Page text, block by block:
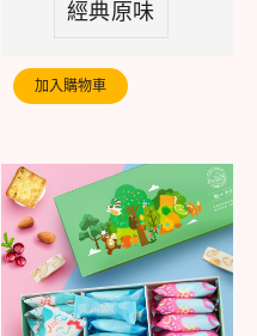
經典原味
加入購物車